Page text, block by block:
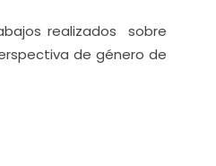
realizados sobre
de género de